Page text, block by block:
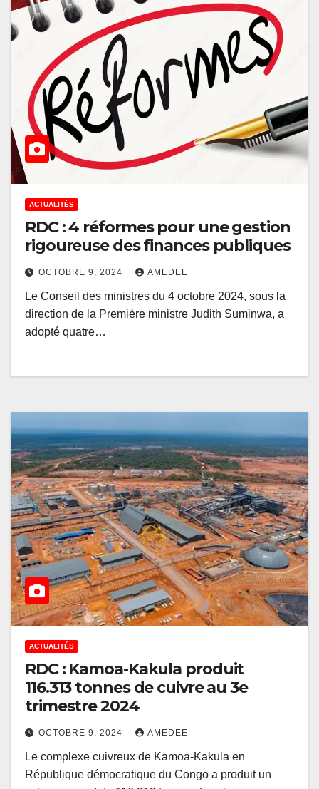
ACTUALITÉS
RDC : 4 réformes pour une gestion
rigoureuse des finances publiques
OCTOBRE 9, 2024 AMEDEE
Le Conseil des ministres du 4 octobre 2024, sous la
direction de la Première ministre Judith Suminwa, a
adopté quatre…
ACTUALITÉS
RDC : Kamoa-Kakula produit
116.313 tonnes de cuivre au 3e
trimestre 2024
OCTOBRE 9, 2024 AMEDEE
Le complexe cuivreux de Kamoa-Kakula en
République démocratique du Congo a produit un